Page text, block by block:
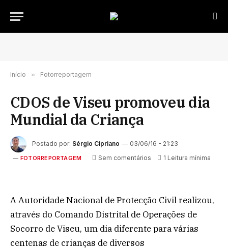
Início » Fotorreportagem
CDOS de Viseu promoveu dia
Mundial da Criança
Postado por: Sérgio Cipriano 03/06/16 - 21:23
FOTORREPORTAGEM Sem comentários 1 Leitura mínima
A Autoridade Nacional de Protecção Civil realizou,
através do Comando Distrital de Operações de
Socorro de Viseu, um dia diferente para várias
centenas de crianças de diversos